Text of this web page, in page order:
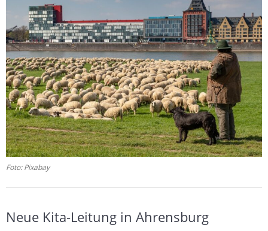
Foto: Pixabay
Neue Kita-Leitung in Ahrensburg